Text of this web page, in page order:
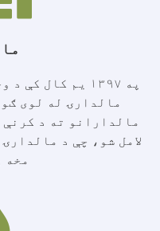
په ۱۳۹۷ یم کال
مالدارۍ له لوی
مالدارانو ته د
لامل شو، چې د
مخه